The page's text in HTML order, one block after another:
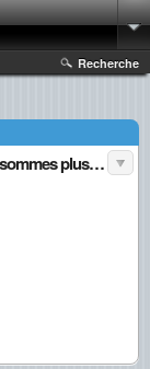
Recherche
Heureusement pour Boutin et Morano, nous ne sommes plus en Sarkozie